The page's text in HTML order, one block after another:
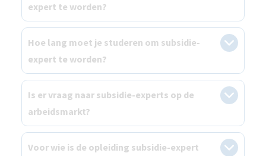
expert te worden?
Hoe lang moet je studeren om subsidie-
expert te worden?
Is er vraag naar subsidie-experts op de
arbeidsmarkt?
Voor wie is de opleiding subsidie-expert